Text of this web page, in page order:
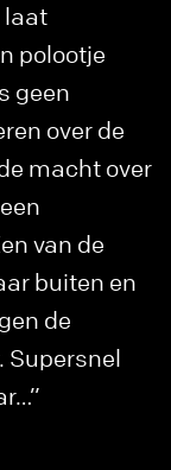
laat
polootje
geen
over de
macht over
van de
buiten en
de
Supersnel